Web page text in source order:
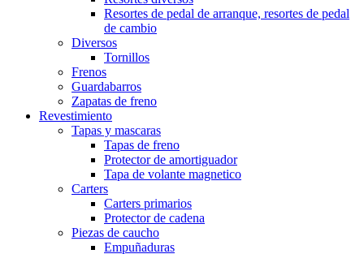
Resortes de pedal de arranque, resortes de pedal
de cambio
Diversos
Tornillos
Frenos
Guardabarros
Zapatas de freno
Revestimiento
Tapas y mascaras
Tapas de freno
Protector de amortiguador
Tapa de volante magnetico
Carters
Carters primarios
Protector de cadena
Piezas de caucho
Empuñaduras